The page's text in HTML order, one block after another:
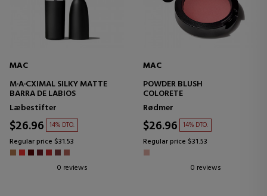
MAC
M·A·CXIMAL SILKY MATTE
BARRA DE LABIOS
Læbestifter
$26.96 14% DTO.
Regular price $31.53
0 reviews
MAC
POWDER BLUSH
COLORETE
Rødmer
$26.96 14% DTO.
Regular price $31.53
0 reviews